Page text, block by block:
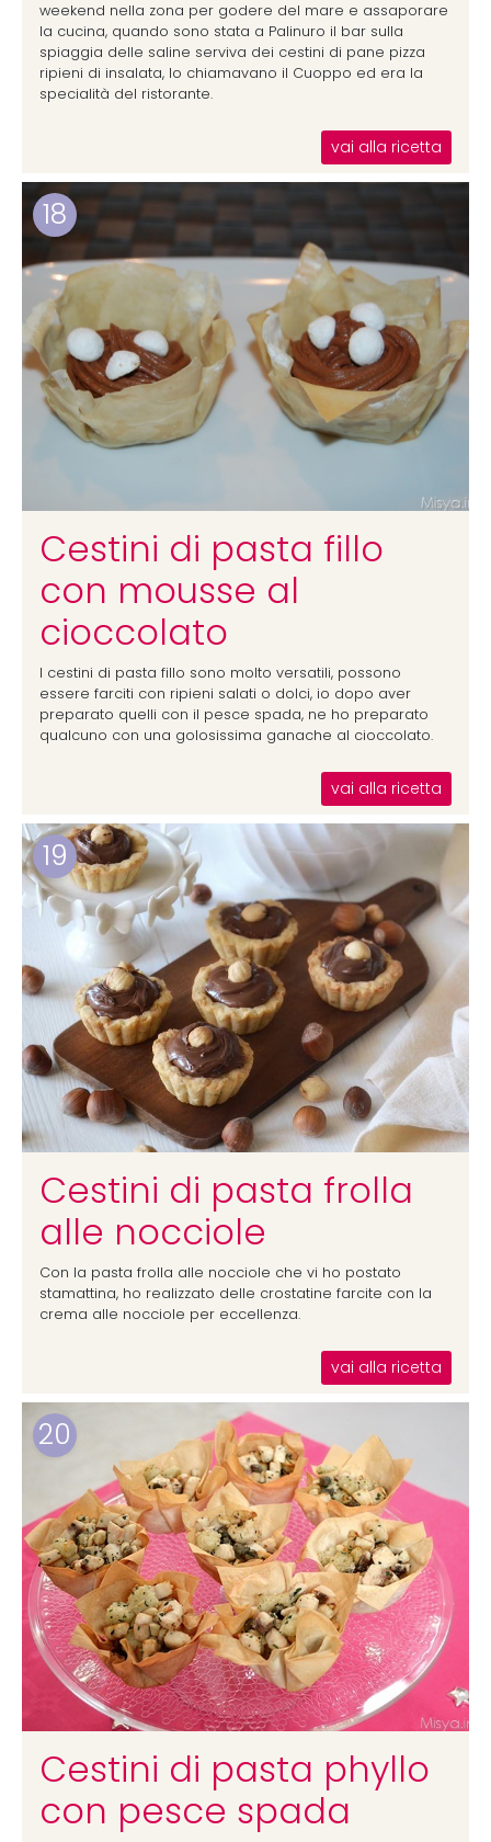
weekend nella zona per godere del mare e assaporare
la cucina, quando sono stata a Palinuro il bar sulla
spiaggia delle saline serviva dei cestini di pane pizza
ripieni di insalata, lo chiamavano il Cuoppo ed era la
specialità del ristorante.
vai alla ricetta
18
Cestini di pasta fillo
con mousse al
cioccolato
I cestini di pasta fillo sono molto versatili, possono
essere farciti con ripieni salati o dolci, io dopo aver
preparato quelli con il pesce spada, ne ho preparato
qualcuno con una golosissima ganache al cioccolato.
vai alla ricetta
19
Cestini di pasta frolla
alle nocciole
Con la pasta frolla alle nocciole che vi ho postato
stamattina, ho realizzato delle crostatine farcite con la
crema alle nocciole per eccellenza.
vai alla ricetta
20
Cestini di pasta phyllo
con pesce spada